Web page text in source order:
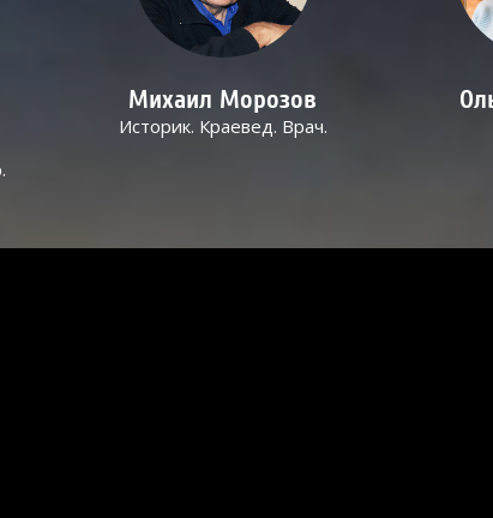
Михаил Морозов
Историк. Краевед. Врач.